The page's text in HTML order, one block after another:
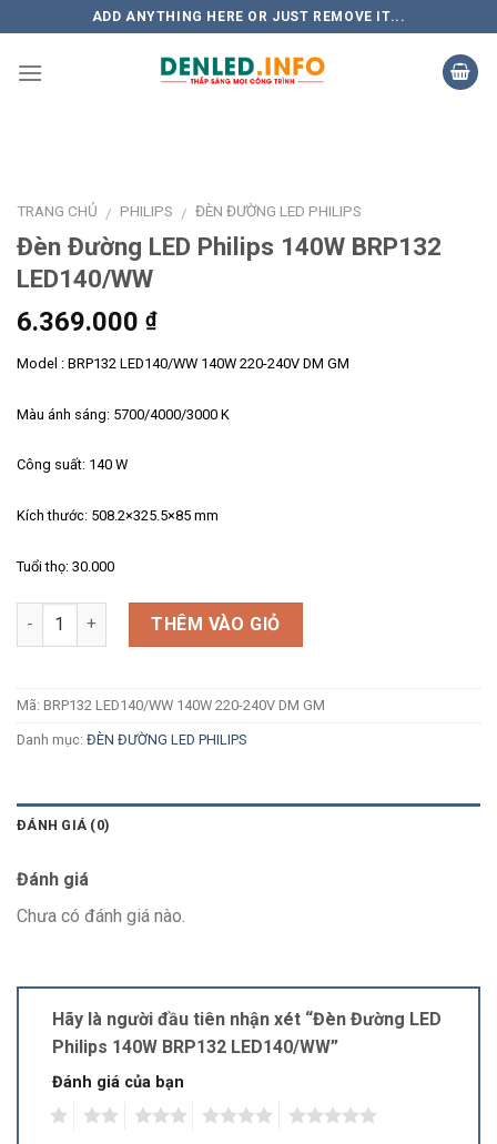
to
content
ADD ANYTHING HERE OR JUST REMOVE IT...
TRANG CHỦ / PHILIPS / ĐÈN ĐƯỜNG LED PHILIPS
Đèn Đường LED Philips 140W BRP132
LED140/WW
6.369.000 ₫
Model : BRP132 LED140/WW 140W 220-240V DM GM
Màu ánh sáng: 5700/4000/3000 K
Công suất: 140 W
Kích thước: 508.2×325.5×85 mm
Tuổi thọ: 30.000
Số lượng THÊM VÀO GIỎ
Mã: BRP132 LED140/WW 140W 220-240V DM GM
Danh mục: ĐÈN ĐƯỜNG LED PHILIPS
ĐÁNH GIÁ (0)
Đánh giá
Chưa có đánh giá nào.
Hãy là người đầu tiên nhận xét “Đèn Đường LED
Philips 140W BRP132 LED140/WW”
Đánh giá của bạn